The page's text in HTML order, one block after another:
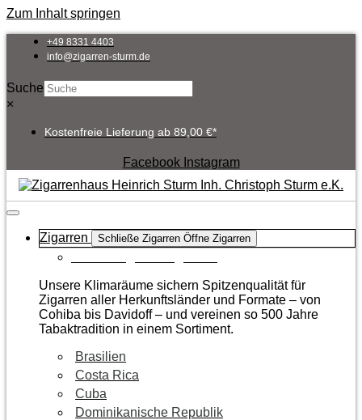
Zum Inhalt springen
+49 8331 4403
info@zigarren-sturm.de
Suche
×
Kostenfreie Lieferung ab 89,00 €*
Facebook Instagram
Zigarren Schließe Zigarren Öffne Zigarren
Unsere Klimaräume sichern Spitzenqualität für
Zigarren aller Herkunftsländer und Formate – von
Cohiba bis Davidoff – und vereinen so 500 Jahre
Tabaktradition in einem Sortiment.
Brasilien
Costa Rica
Cuba
Dominikanische Republik